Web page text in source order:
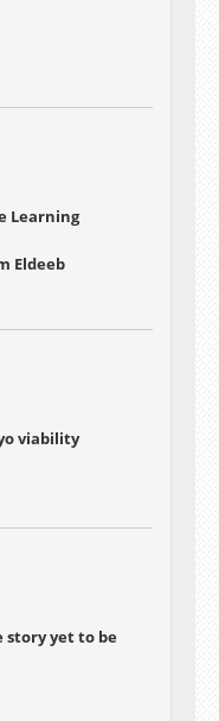
Learning
Eldeeb
viability
story yet to be